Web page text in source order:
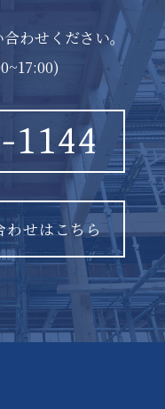
わせください。
1144
わせはこちら